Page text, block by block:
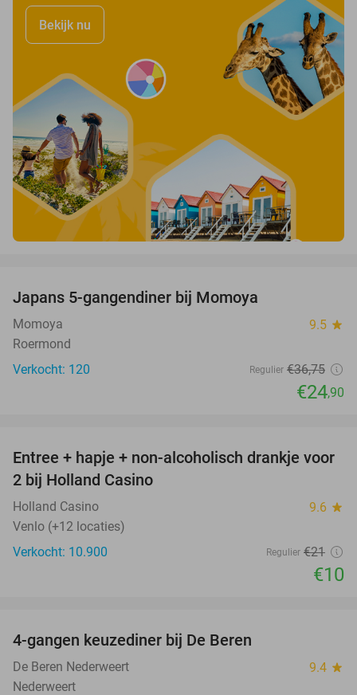
Bekijk nu
Japans 5-gangendiner bij Momoya
Momoya 9.5 star
Roermond
Verkocht: 120
Regulier €36,75
€24,90
52%
Entree + hapje + non-alcoholisch drankje voor
2 bij Holland Casino
Holland Casino 9.6 star
Venlo (+12 locaties)
Verkocht: 10.900
Regulier €21
€10
4-gangen keuzediner bij De Beren
De Beren Nederweert 9.4 star
Nederweert